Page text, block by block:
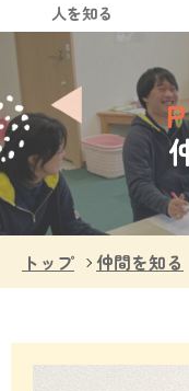
人を知る
トップ 仲間を知る